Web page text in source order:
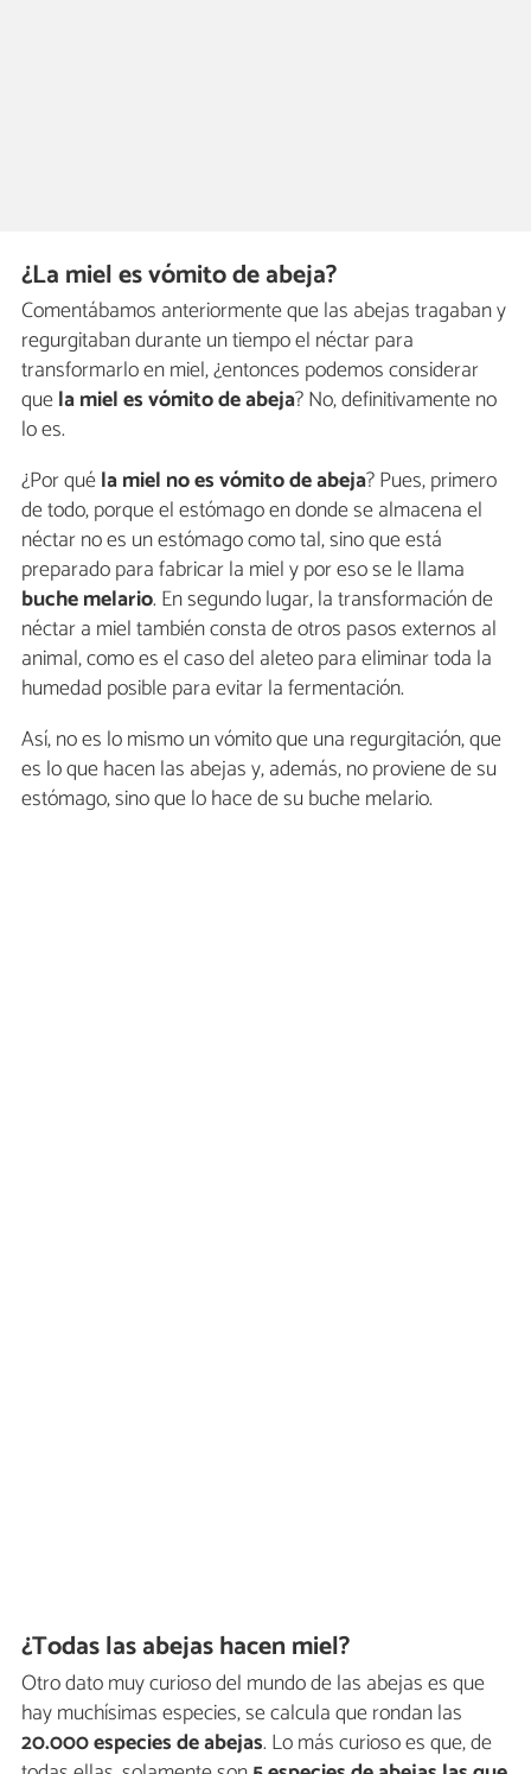
¿La miel es vómito de abeja?
Comentábamos anteriormente que las abejas tragaban y
regurgitaban durante un tiempo el néctar para
transformarlo en miel, ¿entonces podemos considerar
quela miel es vómito de abeja? No, definitivamente no
lo es.
¿Por quéla miel no es vómito de abeja? Pues, primero
de todo, porque el estómago en donde se almacena el
néctar no es un estómago como tal, sino que está
preparado para fabricar la miel y por eso se le llama
buche melario. En segundo lugar, la transformación de
néctar a miel también consta de otros pasos externos al
animal, como es el caso del aleteo para eliminar toda la
humedad posible para evitar la fermentación.
Así, no es lo mismo un vómito que una regurgitación, que
es lo que hacen las abejas y, además, no proviene de su
estómago, sino que lo hace de su buche melario.
¿Todas las abejas hacen miel?
Otro dato muy curioso del mundo de las abejas es que
hay muchísimas especies, se calcula que rondan las
20.000 especies de abejas. Lo más curioso es que, de